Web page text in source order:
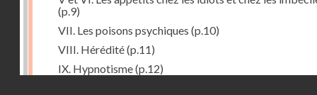
(p.9)
VII. Les poisons psychiques (p.10)
VIII. Hérédité(p.11)
IX. Hypnotisme(p.12)